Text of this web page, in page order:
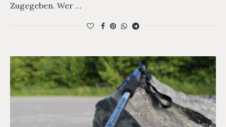
Zugegeben. Wer …